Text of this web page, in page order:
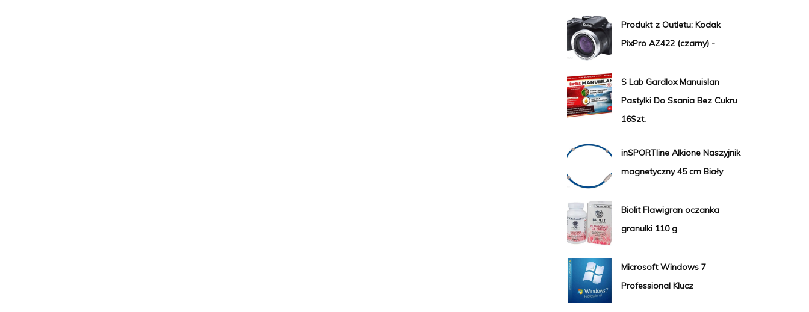
Produkt z Outletu: Kodak
PixPro AZ422 (czarny) -
S Lab Gardlox Manuislan
Pastylki Do Ssania Bez Cukru
16Szt.
inSPORTline Alkione Naszyjnik
magnetyczny 45 cm Biały
Biolit Flawigran oczanka
granulki 110 g
Microsoft Windows 7
Professional Klucz